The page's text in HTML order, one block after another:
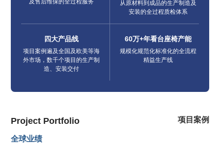
从原材料到成品的生产制造及
安装的全过程质检体系
四大产品线
项目案例遍及全国及欧美等海
外市场，数千个项目的生产制
造、安装交付
60万+年看台座椅产能
规模化规范化标准化的全流程
精益生产线
Project Portfolio 项目案例
全球业绩